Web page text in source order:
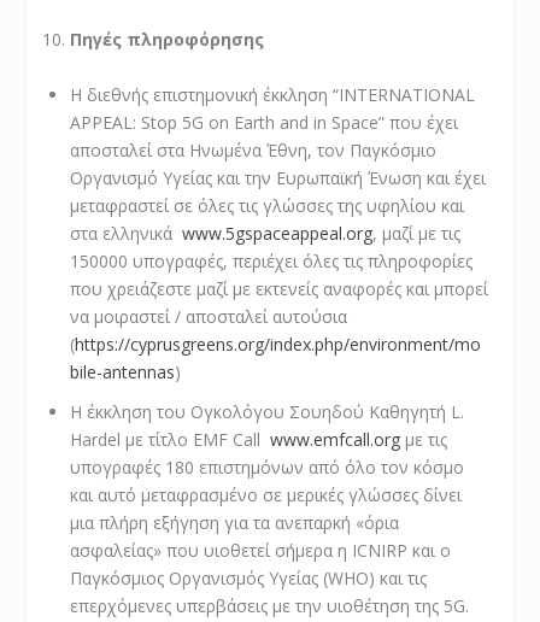
Πηγές πληροφόρησης
Η διεθνής επιστημονική έκκληση “INTERNATIONAL
APPEAL: Stop 5G on Earth and in Space” που έχει
αποσταλεί στα Ηνωμένα Έθνη, τον Παγκόσμιο
Οργανισμό Υγείας και την Ευρωπαϊκή Ένωση και έχει
μεταφραστεί σε όλες τις γλώσσες της υφηλίου και
στα ελληνικάwww.5gspaceappeal.org, μαζί με τις
150000 υπογραφές, περιέχει όλες τις πληροφορίες
που χρειάζεστε μαζί με εκτενείς αναφορές και μπορεί
να μοιραστεί / αποσταλεί αυτούσια
(https://cyprusgreens.org/index.php/environment/mo
bile-antennas)
Η έκκληση του Ογκολόγου Σουηδού Καθηγητή L.
Hardel με τίτλο EMF Callwww.emfcall.org με τις
υπογραφές 180 επιστημόνων από όλο τον κόσμο
και αυτό μεταφρασμένο σε μερικές γλώσσες δίνει
μια πλήρη εξήγηση για τα ανεπαρκή «όρια
ασφαλείας» που υιοθετεί σήμερα η ICNIRP και ο
Παγκόσμιος Οργανισμός Υγείας (WHO) και τις
επερχόμενες υπερβάσεις με την υιοθέτηση της 5G.